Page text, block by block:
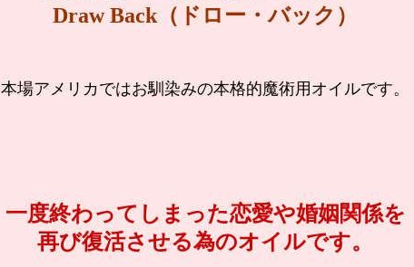
Draw Back （ドロー・バック）
本場アメリカではお馴染みの本格的魔術用オイルです。
一度終わってしまった恋愛や婚姻関係を
再び復活させる為のオイルです。